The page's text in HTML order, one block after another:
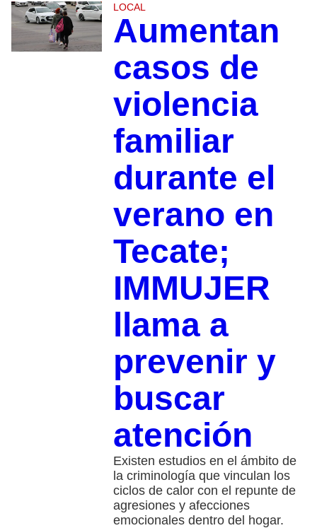
LOCAL
Aumentan
casos de
violencia
familiar
durante el
verano en
Tecate;
IMMUJER
llama a
prevenir y
buscar
atención
Existen estudios en el ámbito de
la criminología que vinculan los
ciclos de calor con el repunte de
agresiones y afecciones
emocionales dentro del hogar.